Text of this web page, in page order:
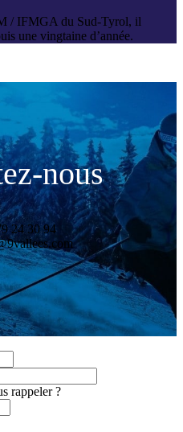
/ IFMGA du Sud-Tyrol, il
une vingtaine d’année.
nous
24 30 94
rappeler ?